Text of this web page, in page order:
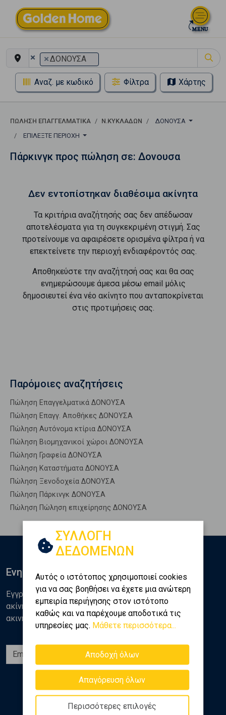
× ×ΔΟΝΟΥΣΑ
Αναζ. με κωδικό Φίλτρα Χάρτης
ΠΏΛΗΣΗ ΕΠΑΓΓΕΛΜΑΤΙΚΆ Ν.ΚΥΚΛΑΔΩΝ
ΔΟΝΟΥΣΑ
ΕΠΙΛΈΞΤΕ ΠΕΡΙΟΧΉ
Πάρκινγκ προς πώληση σε: Δονουσα
Δεν εντοπίστηκαν διαθέσιμα ακίνητα
Τα κριτήρια αναζήτησής σας δεν απέδωσαν
αποτελέσματα για τη συγκεκριμένη στιγμή. Σας
προτείνουμε να αφαιρέσετε ορισμένα φίλτρα ή να
επεκτείνετε την περιοχή ενδιαφέροντός σας.
Αποθηκεύστε την αναζήτησή σας και θα σας
ενημερώσουμε άμεσα μέσω email μόλις
δημοσιευτεί ένα νέο ακίνητο που ανταποκρίνεται
στις προτιμήσεις σας.
Παρόμοιες αναζητήσεις
Πώληση Επαγγελματικά ΔΟΝΟΥΣΑ
Πώληση Επαγγ. Αποθήκες ΔΟΝΟΥΣΑ
Πώληση Αυτόνομα κτίρια ΔΟΝΟΥΣΑ
Πώληση Βιομηχανικοί χώροι ΔΟΝΟΥΣΑ
Πώληση Γραφεία ΔΟΝΟΥΣΑ
Πώληση Καταστήματα ΔΟΝΟΥΣΑ
Πώληση Ξενοδοχεία ΔΟΝΟΥΣΑ
Πώληση Πάρκινγκ ΔΟΝΟΥΣΑ
Πώληση Πώληση επιχείρησης ΔΟΝΟΥΣΑ
ΣΥΛΛΟΓΗ
ΔΕΔΟΜΕΝΩΝ
Αυτός ο ιστότοπος χρησιμοποιεί cookies
για να σας βοηθήσει να έχετε μια ανώτερη
εμπειρία περιήγησης στον ιστότοπο
καθώς και να παρέχουμε αποδοτικά τις
υπηρεσίες μας. Μάθετε περισσότερα...
Αποδοχή όλων
Απαγόρευση όλων
Περισσότερες επιλογές
Ενημερωθείτε
Εγγραφείτε στο newsletter της Golden Home για νέα
ακίνητα, αναλύσεις και διάφορα θέματα της αγοράς
ακινήτων
Εγγραφή
Ακολουθήστε μας